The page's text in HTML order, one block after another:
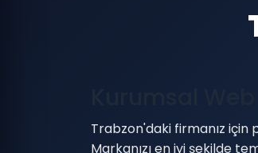
Trabzon'daki firmanız için
Markanızı en iyi şekilde